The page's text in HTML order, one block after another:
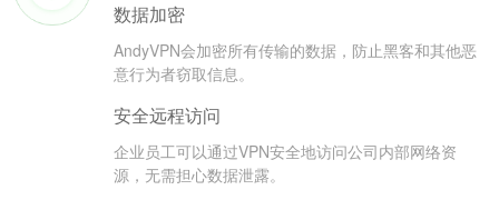
数据加密
AndyVPN会加密所有传输的数据，防止黑客和其他恶
意行为者窃取信息。
安全远程访问
企业员工可以通过VPN安全地访问公司内部网络资
源，无需担心数据泄露。